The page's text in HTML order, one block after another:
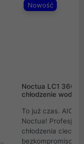
Nowość
Noctua LC1
chłodzenie wodne
To już czas. AIO
Noctua!
chłodzenia cieczą